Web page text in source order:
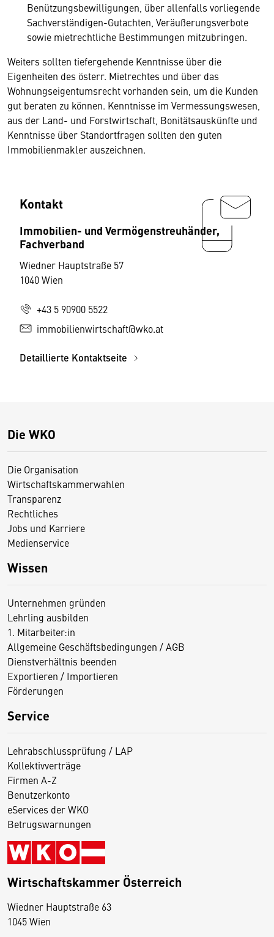
Benützungsbewilligungen, über allenfalls vorliegende
Sachverständigen-Gutachten, Veräußerungsverbote
sowie mietrechtliche Bestimmungen mitzubringen.
Weiters sollten tiefergehende Kenntnisse über die
Eigenheiten des österr. Mietrechtes und über das
Wohnungseigentumsrecht vorhanden sein, um die Kunden
gut beraten zu können. Kenntnisse im Vermessungswesen,
aus der Land- und Forstwirtschaft, Bonitätsauskünfte und
Kenntnisse über Standortfragen sollten den guten
Immobilienmakler auszeichnen.
Kontakt
Immobilien- und Vermögenstreuhänder,
Fachverband
Wiedner Hauptstraße 57
1040 Wien
+43 5 90900 5522
immobilienwirtschaft@wko.at
Detaillierte Kontaktseite
Die WKO
Die Organisation
Wirtschaftskammerwahlen
Transparenz
Rechtliches
Jobs und Karriere
Medienservice
Wissen
Unternehmen gründen
Lehrling ausbilden
1. Mitarbeiter:in
Allgemeine Geschäftsbedingungen / AGB
Dienstverhältnis beenden
Exportieren / Importieren
Förderungen
Service
Lehrabschlussprüfung / LAP
Kollektivverträge
Firmen A-Z
Benutzerkonto
eServices der WKO
Betrugswarnungen
Wirtschaftskammer Österreich
Wiedner Hauptstraße 63
1045 Wien
D